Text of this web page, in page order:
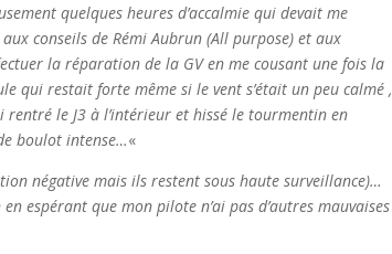
quelques heures d’accalmie qui devait me
conseils de Rémi Aubrun (All purpose) et aux
la réparation de la GV en me cousant une fois la
qui restait forte même si le vent s’était un peu calmé ,
rentré le J3 à l’intérieur et hissé le tourmentin en
boulot intense…«
négative mais ils restent sous haute surveillance)…
espérant que mon pilote n’ai pas d’autres mauvaises